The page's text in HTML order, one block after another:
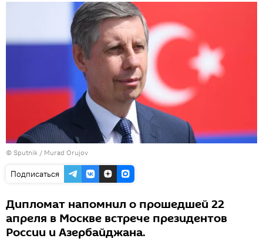
© Sputnik / Murad Orujov
Подписаться
Дипломат напомнил о прошедшей 22
апреля в Москве встрече президентов
России и Азербайджана.